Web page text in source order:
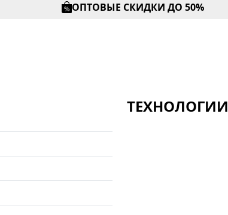
ОПТОВЫЕ СКИДКИ ДО 50%
ТЕХНОЛОГИИ